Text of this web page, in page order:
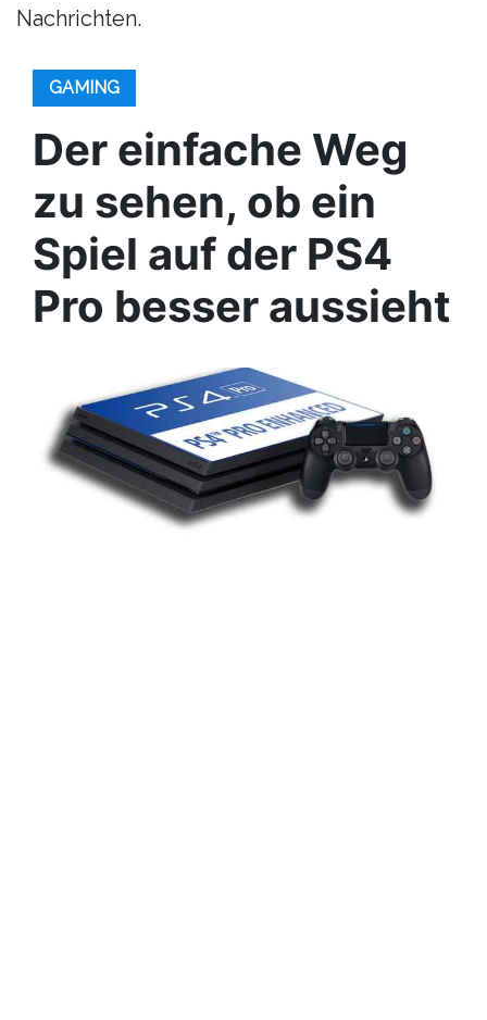
Nachrichten.
GAMING
Der einfache Weg
zu sehen, ob ein
Spiel auf der PS4
Pro besser aussieht